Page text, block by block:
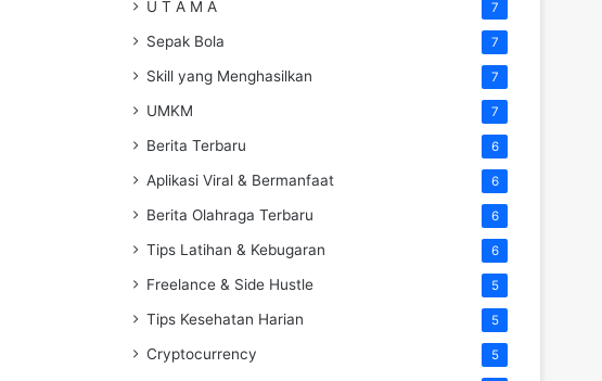
U T A M A 7
Sepak Bola 7
Skill yang Menghasilkan 7
UMKM 7
Berita Terbaru 6
Aplikasi Viral & Bermanfaat 6
Berita Olahraga Terbaru 6
Tips Latihan & Kebugaran 6
Freelance & Side Hustle 5
Tips Kesehatan Harian 5
Cryptocurrency 5